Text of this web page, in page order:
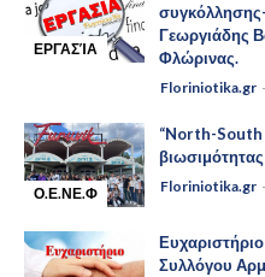
ΕΡΓΑΣΊΑ
Γεωργιάδης
Φλώρινας.
Floriniotika.gr
Ο.Ε.ΝΕ.Φ
“North-South
Floriniotika.gr
Συλλόγου